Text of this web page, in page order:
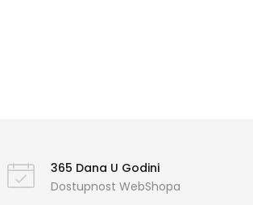
365 Dana U Godini
Dostupnost WebShopa